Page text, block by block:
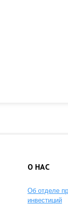
О НАС
Об отделе
инвестиций